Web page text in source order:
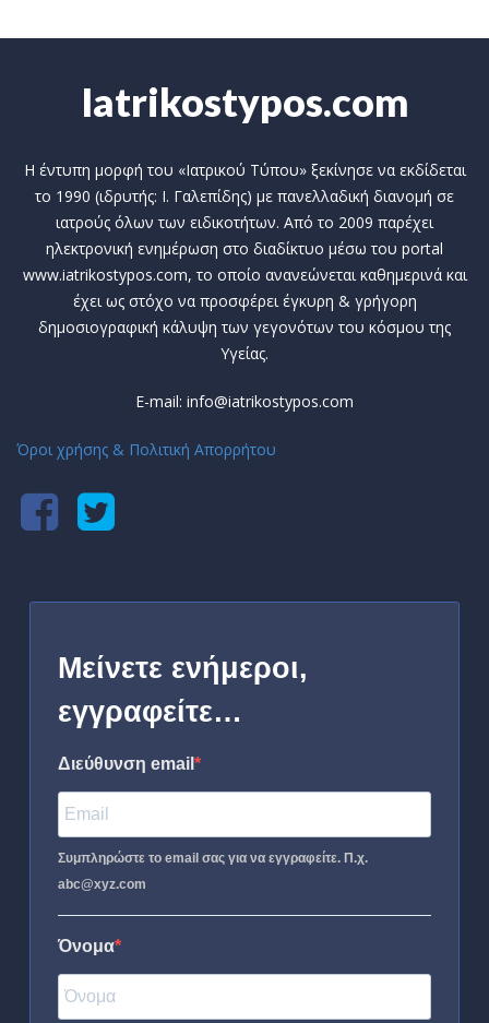
Iatrikostypos.com
Η έντυπη μορφή του «Ιατρικού Τύπου» ξεκίνησε να εκδίδεται
το 1990 (ιδρυτής: Ι. Γαλεπίδης) με πανελλαδική διανομή σε
ιατρούς όλων των ειδικοτήτων. Από το 2009 παρέχει
ηλεκτρονική ενημέρωση στο διαδίκτυο μέσω του portal
www.iatrikostypos.com, το οποίο ανανεώνεται καθημερινά και
έχει ως στόχο να προσφέρει έγκυρη & γρήγορη
δημοσιογραφική κάλυψη των γεγονότων του κόσμου της
Υγείας.
E-mail: info@iatrikostypos.com
Όροι χρήσης & Πολιτική Απορρήτου
Μείνετε ενήμεροι,
εγγραφείτε…
Διεύθυνση email
Συμπληρώστε το email σας για να εγγραφείτε. Π.χ.
abc@xyz.com
Όνομα